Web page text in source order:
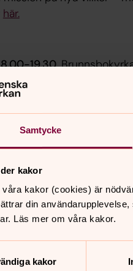
Samtycke
kakor
kakor (cookies) är
din
Läs mer om våra kakor.
kakor
här.
19.30,